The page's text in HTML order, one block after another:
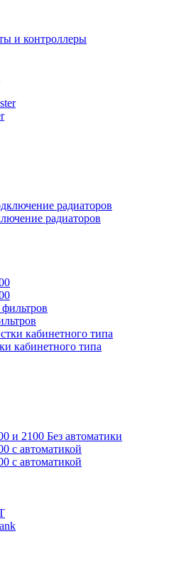
и контроллеры
радиаторов
кабинетного типа
и 2100 Без автоматики
с автоматикой
с автоматикой